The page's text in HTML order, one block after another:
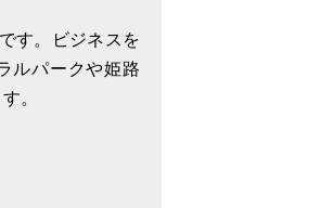
す。ビジネスを
ルパークや姫路
。